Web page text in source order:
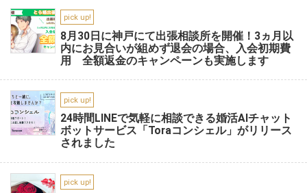
pick up!
8月30日に神戸にて出張相談所を開催！3ヵ月以
内にお見合いが組めず退会の場合、入会初期費
用 全額返金のキャンペーンも実施します
pick up!
24時間LINEで気軽に相談できる婚活AIチャット
ボットサービス「Toraコンシェル」がリリース
されました
pick up!